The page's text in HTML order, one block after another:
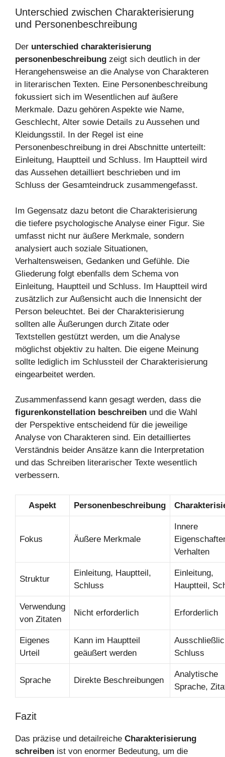
Unterschied zwischen Charakterisierung
und Personenbeschreibung
Der unterschied charakterisierung
personenbeschreibung zeigt sich deutlich in der
Herangehensweise an die Analyse von Charakteren
in literarischen Texten. Eine Personenbeschreibung
fokussiert sich im Wesentlichen auf äußere
Merkmale. Dazu gehören Aspekte wie Name,
Geschlecht, Alter sowie Details zu Aussehen und
Kleidungsstil. In der Regel ist eine
Personenbeschreibung in drei Abschnitte unterteilt:
Einleitung, Hauptteil und Schluss. Im Hauptteil wird
das Aussehen detailliert beschrieben und im
Schluss der Gesamteindruck zusammengefasst.
Im Gegensatz dazu betont die Charakterisierung
die tiefere psychologische Analyse einer Figur. Sie
umfasst nicht nur äußere Merkmale, sondern
analysiert auch soziale Situationen,
Verhaltensweisen, Gedanken und Gefühle. Die
Gliederung folgt ebenfalls dem Schema von
Einleitung, Hauptteil und Schluss. Im Hauptteil wird
zusätzlich zur Außensicht auch die Innensicht der
Person beleuchtet. Bei der Charakterisierung
sollten alle Äußerungen durch Zitate oder
Textstellen gestützt werden, um die Analyse
möglichst objektiv zu halten. Die eigene Meinung
sollte lediglich im Schlussteil der Charakterisierung
eingearbeitet werden.
Zusammenfassend kann gesagt werden, dass die
figurenkonstellation beschreiben und die Wahl
der Perspektive entscheidend für die jeweilige
Analyse von Charakteren sind. Ein detailliertes
Verständnis beider Ansätze kann die Interpretation
und das Schreiben literarischer Texte wesentlich
verbessern.
Aspekt Personenbeschreibung
Fokus Äußere Merkmale
Innere
Verhalten
Struktur
Einleitung, Hauptteil,
Schluss
Einleitung,
Hauptteil,
Verwendung
von Zitaten
Nicht erforderlich Erforderlich
Eigenes
Urteil
Kann im Hauptteil
geäußert werden
Schluss
Sprache Direkte Beschreibungen
Analytische
Sprache,
Fazit
Das präzise und detailreiche Charakterisierung
schreiben ist von enormer Bedeutung, um die